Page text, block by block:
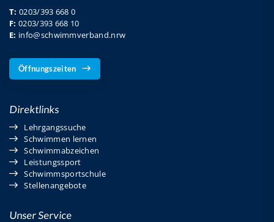
T: 0203/393 668 0
F: 0203/393 668 10
E: info@schwimmverband.nrw
Öffnungszeiten
Direktlinks
Lehrgangssuche
Schwimmen lernen
Schwimmabzeichen
Leistungssport
Schwimmsportschule
Stellenangebote
Unser Service